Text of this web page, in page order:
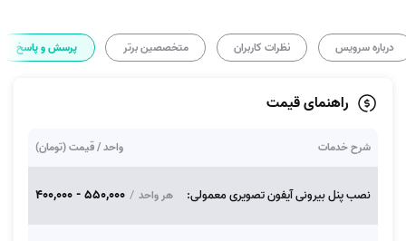
درباره سرویس نظرات کاربران متخصصین برتر پرسش و پاسخ
راهنمای قیمت
شرح خدمات واحد / قیمت (تومان)
نصب پنل‌ بیرونی آیفون تصویری معمولی: هر واحد /
550,000 - 400,000